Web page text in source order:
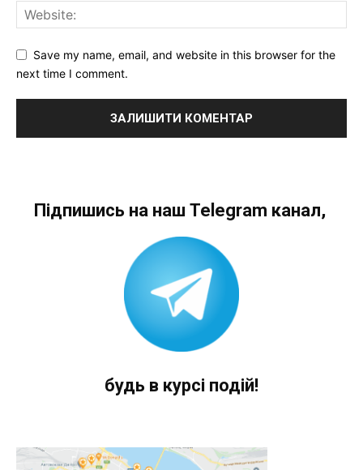
Save my name, email, and website in this browser for the
next time I comment.
Підпишись на наш Telegram канал,
будь в курсі подій!